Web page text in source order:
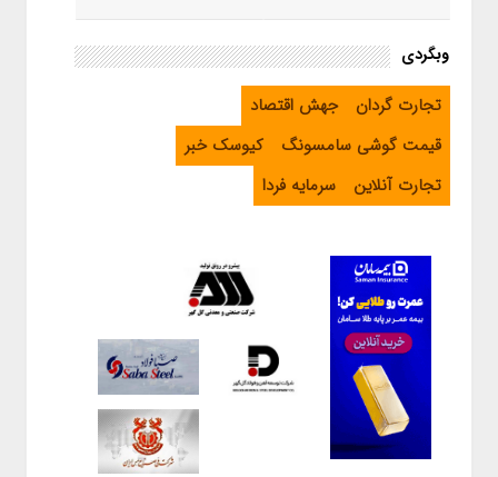
وبگردی
تجارت گردان
جهش اقتصاد
قیمت گوشی سامسونگ
کیوسک خبر
تجارت آنلاین
سرمایه فردا